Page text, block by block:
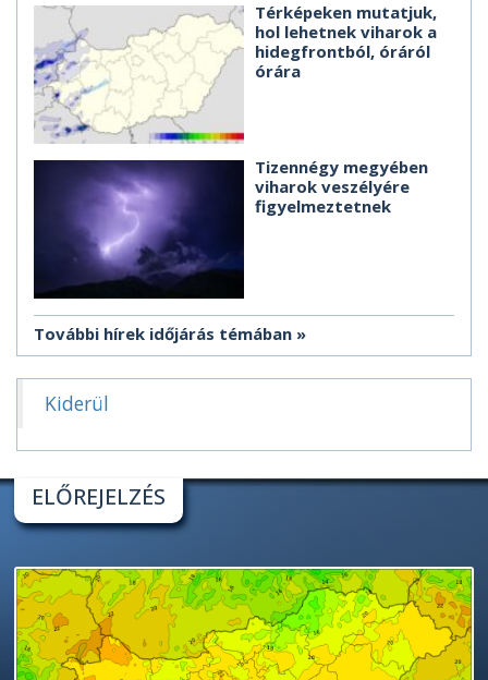
Térképeken mutatjuk,
hol lehetnek viharok a
hidegfrontból, óráról
órára
Tizennégy megyében
viharok veszélyére
figyelmeztetnek
További hírek időjárás témában
Kiderül
ELŐREJELZÉS